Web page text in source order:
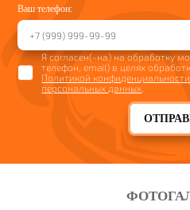
Ваш телефон:
Я согласен(-на) на обработку
телефон, email) в целях
Политикой конфиденциальности
персональных данных